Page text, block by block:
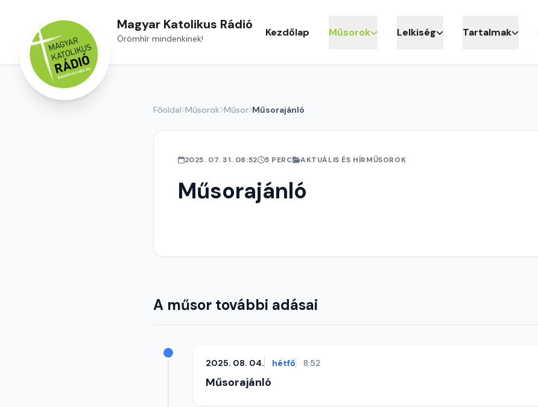
Magyar Katolikus Rádió
Örömhír mindenkinek! Kezdőlap Műsorok Lelkiség Tartalmak
Főoldal Műsorok Műsor Műsorajánló
2025. 07. 31. 08:52 5 PERC AKTUÁLIS ÉS HÍRMŰSOROK
Műsorajánló
A műsor további adásai
2025. 08. 04. hétfő 8:52
Műsorajánló